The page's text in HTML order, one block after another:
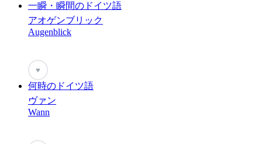
一瞬・瞬間のドイツ語
アオゲンブリック
Augenblick
♥
何時のドイツ語
ヴァン
Wann